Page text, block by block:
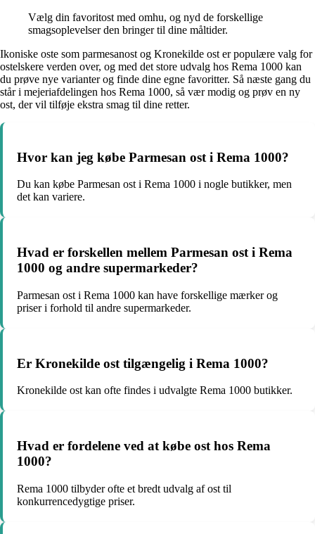
Vælg din favoritost med omhu, og nyd de forskellige
smagsoplevelser den bringer til dine måltider.
Ikoniske oste som parmesanost og Kronekilde ost er populære valg for
ostelskere verden over, og med det store udvalg hos Rema 1000 kan
du prøve nye varianter og finde dine egne favoritter. Så næste gang du
står i mejeriafdelingen hos Rema 1000, så vær modig og prøv en ny
ost, der vil tilføje ekstra smag til dine retter.
Hvor kan jeg købe Parmesan ost i Rema 1000?
Du kan købe Parmesan ost i Rema 1000 i nogle butikker, men
det kan variere.
Hvad er forskellen mellem Parmesan ost i Rema
1000 og andre supermarkeder?
Parmesan ost i Rema 1000 kan have forskellige mærker og
priser i forhold til andre supermarkeder.
Er Kronekilde ost tilgængelig i Rema 1000?
Kronekilde ost kan ofte findes i udvalgte Rema 1000 butikker.
Hvad er fordelene ved at købe ost hos Rema
1000?
Rema 1000 tilbyder ofte et bredt udvalg af ost til
konkurrencedygtige priser.